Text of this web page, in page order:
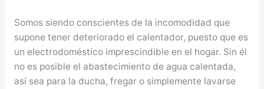
Somos siendo conscientes de la incomodidad que
supone tener deteriorado el calentador, puesto que es
un electrodoméstico imprescindible en el hogar. Sin él
no es posible el abastecimiento de agua calentada,
así sea para la ducha, fregar o simplemente lavarse